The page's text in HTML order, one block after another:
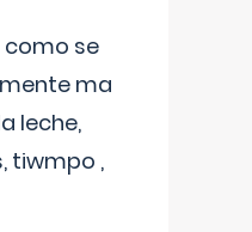
como se
ma
leche,
tiwmpo ,